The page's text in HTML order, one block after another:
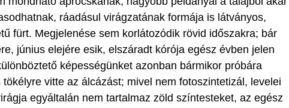
ráadásul virágzatának formája is látványos,
fürt. Megjelenése sem korlátozódik rövid időszakra; bár
június elejére esik, elszáradt kórója egész évben jelen
képességünket azonban bármikor próbára
vitte az álcázást; mivel nem fotoszintetizál, levelei
egyáltalán nem tartalmaz zöld színtesteket, az egész